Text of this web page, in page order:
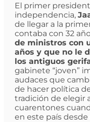
El primer
independencia,
de llegar a la
contaba con 32
de ministros con
años y que no le
los antiguos
gabinete “joven”
audaces que
de hacer política
tradición de elegir
cuarentones
en este país